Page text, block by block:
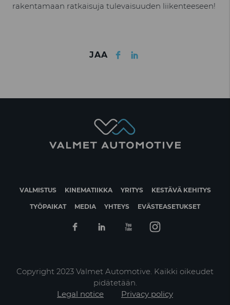
rakentamaan ratkaisuja tulevaisuuden liikenteeseen!
JAA
VALMISTUS KINEMATIIKKA YRITYS KESTÄVÄ KEHITYS
TYÖPAIKAT MEDIA YHTEYS EVÄSTEASETUKSET
FacebookLinkedinYoutube
Copyright 2023 Valmet Automotive. Kaikki oikeudet
pidätetään.
Legal notice
Privacy policy